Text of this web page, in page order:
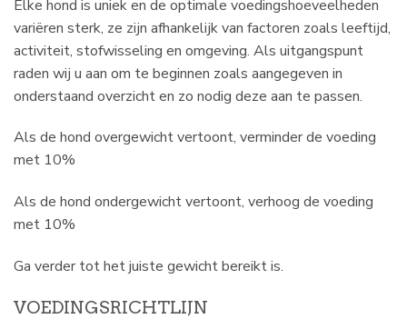
Elke hond is uniek en de optimale voedingshoeveelheden
variëren sterk, ze zijn afhankelijk van factoren zoals leeftijd,
activiteit, stofwisseling en omgeving. Als uitgangspunt
raden wij u aan om te beginnen zoals aangegeven in
onderstaand overzicht en zo nodig deze aan te passen.
Als de hond overgewicht vertoont, verminder de voeding
met 10%
Als de hond ondergewicht vertoont, verhoog de voeding
met 10%
Ga verder tot het juiste gewicht bereikt is.
VOEDINGSRICHTLIJN